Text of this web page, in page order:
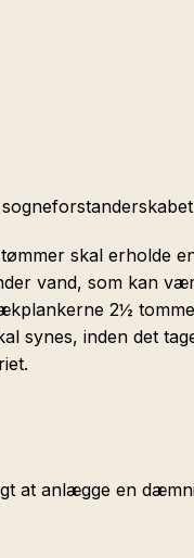
skal erholde
vand, som
2½
synes, inden det
at anlægge en